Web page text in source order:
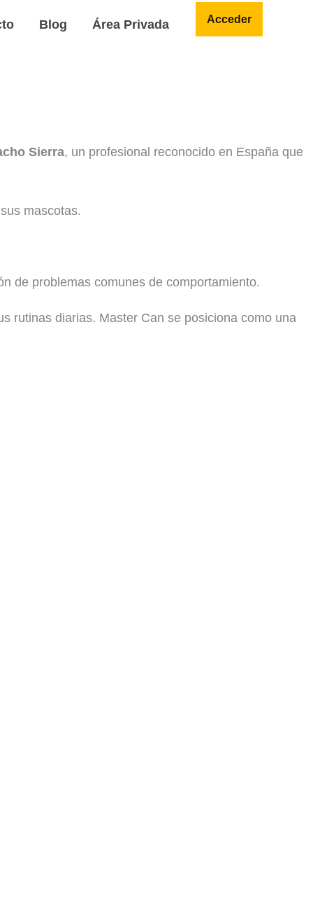
Blog Área Privada Acceder
Sierra, un profesional reconocido en España que
mascotas.
de problemas comunes de comportamiento.
rutinas diarias. Master Can se posiciona como una